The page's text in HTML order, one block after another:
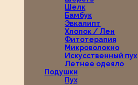
Шелк
Бамбук
Эвкалипт
Хлопок / Лен
Фитотерапия
Микроволокно
Искусственный пух
Летнее одеяло
Подушки
Пух